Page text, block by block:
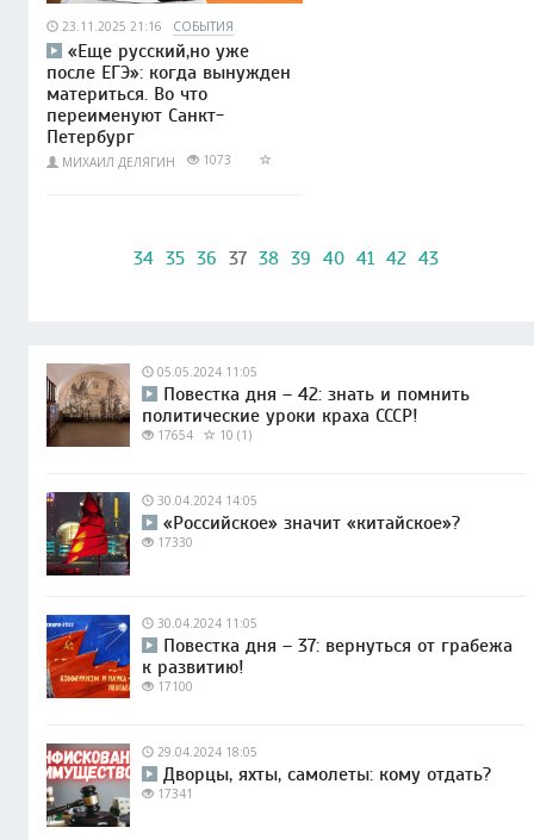
23.11.2025 21:16 СОБЫТИЯ
«Еще русский,но уже
после ЕГЭ»: когда вынужден
материться. Во что
переименуют Санкт-
Петербург
МИХАИЛ ДЕЛЯГИН 1073
34 35 36 37 38 39 40 41 42 43
05.05.2024 11:05
Повестка дня – 42: знать и помнить
политические уроки краха СССР!
17654 10 (1)
30.04.2024 14:05
«Российское» значит «китайское»?
17330
30.04.2024 11:05
Повестка дня – 37: вернуться от грабежа
к развитию!
17100
29.04.2024 18:05
Дворцы, яхты, самолеты: кому отдать?
17341